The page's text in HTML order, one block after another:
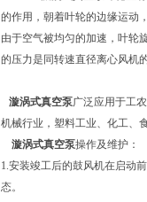
的作用，朝着叶轮的边缘运动
由于空气被均匀的加速，叶轮
的压力是同转速直径离心风机
漩涡式真空泵广泛应用于工
机械行业，塑料工业、化工、
漩涡式真空泵操作及维护：
1.安装竣工后的鼓风机在启动
态。